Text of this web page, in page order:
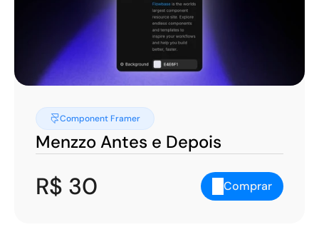
Component Framer
Menzzo Antes e Depois
R$ 30 Comprar